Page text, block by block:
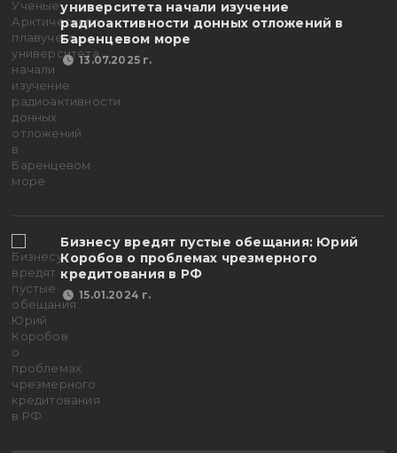
университета начали изучение
радиоактивности донных отложений в
Баренцевом море
13.07.2025 г.
Бизнесу вредят пустые обещания: Юрий
Коробов о проблемах чрезмерного
кредитования в РФ
15.01.2024 г.